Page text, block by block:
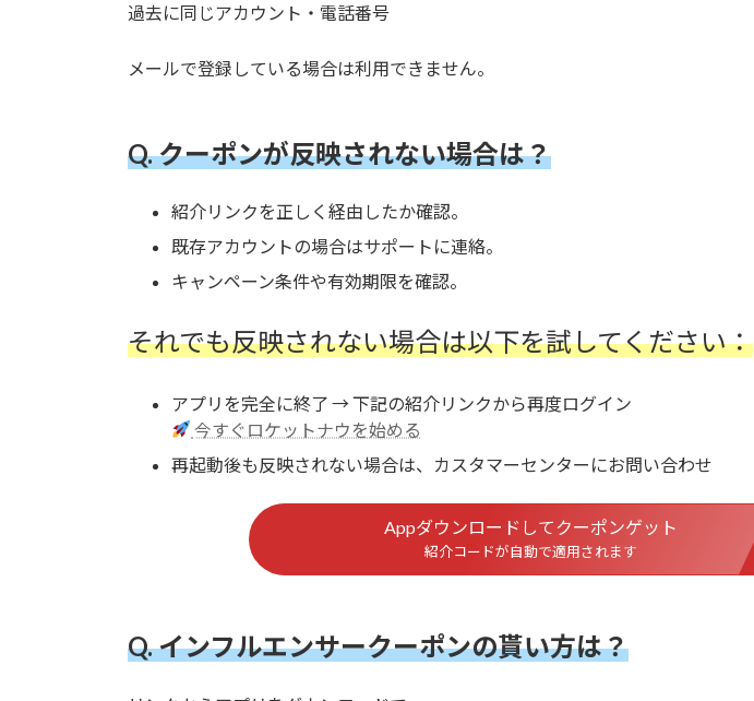
過去に同じアカウント・電話番号
メールで登録している場合は利用できません。
Q. クーポンが反映されない場合は？
紹介リンクを正しく経由したか確認。
既存アカウントの場合はサポートに連絡。
キャンペーン条件や有効期限を確認。
それでも反映されない場合は以下を試してください：
アプリを完全に終了 → 下記の紹介リンクから再度ログイン
今すぐロケットナウを始める
再起動後も反映されない場合は、カスタマーセンターにお問い合わせ
Appダウンロードしてクーポンゲット
紹介コードが自動で適用されます
Q. インフルエンサークーポンの貰い方は？